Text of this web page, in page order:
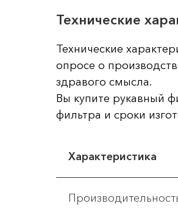
Технические
Технические
опросе о
здравого смысла.
Вы купите рукавный
фильтра и сроки
Характеристика